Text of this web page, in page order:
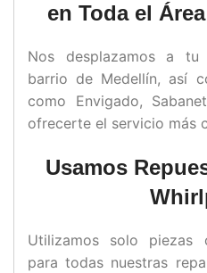
en Toda el
Nos desplazamos a
barrio de Medellín, así
como Envigado,
ofrecerte el servicio más
Usamos
Utilizamos solo piezas
para todas nuestras